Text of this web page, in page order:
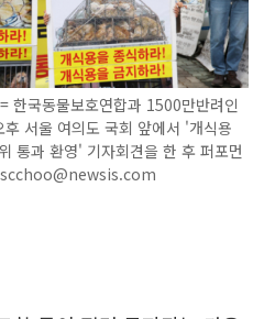
국동물보호연합과 1500만반려인
서울 여의도 국회 앞에서 '개식용
통과 환영' 기자회견을 한 후 퍼포먼
scchoo@newsis.com